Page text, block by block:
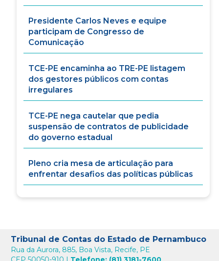
Presidente Carlos Neves e equipe
participam de Congresso de
Comunicação
TCE-PE encaminha ao TRE-PE listagem
dos gestores públicos com contas
irregulares
TCE-PE nega cautelar que pedia
suspensão de contratos de publicidade
do governo estadual
Pleno cria mesa de articulação para
enfrentar desafios das políticas públicas
Tribunal de Contas do Estado de Pernambuco
Rua da Aurora, 885, Boa Vista, Recife, PE